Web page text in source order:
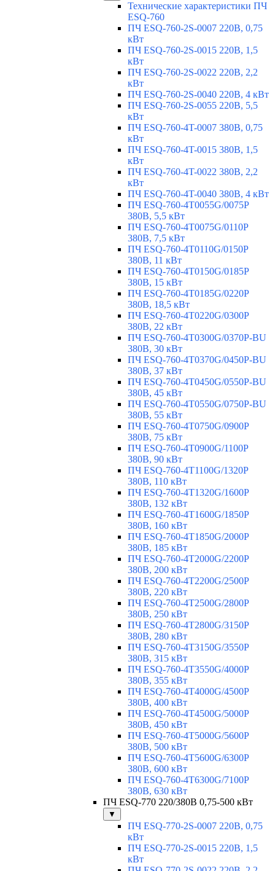
Технические характеристики ПЧ
ESQ-760
ПЧ ESQ-760-2S-0007 220В, 0,75
кВт
ПЧ ESQ-760-2S-0015 220В, 1,5
кВт
ПЧ ESQ-760-2S-0022 220В, 2,2
кВт
ПЧ ESQ-760-2S-0040 220В, 4 кВт
ПЧ ESQ-760-2S-0055 220В, 5,5
кВт
ПЧ ESQ-760-4T-0007 380В, 0,75
кВт
ПЧ ESQ-760-4T-0015 380В, 1,5
кВт
ПЧ ESQ-760-4T-0022 380В, 2,2
кВт
ПЧ ESQ-760-4T-0040 380В, 4 кВт
ПЧ ESQ-760-4T0055G/0075P
380В, 5,5 кВт
ПЧ ESQ-760-4T0075G/0110P
380В, 7,5 кВт
ПЧ ESQ-760-4T0110G/0150P
380В, 11 кВт
ПЧ ESQ-760-4T0150G/0185P
380В, 15 кВт
ПЧ ESQ-760-4T0185G/0220P
380В, 18,5 кВт
ПЧ ESQ-760-4T0220G/0300P
380В, 22 кВт
ПЧ ESQ-760-4T0300G/0370P-BU
380В, 30 кВт
ПЧ ESQ-760-4T0370G/0450P-BU
380В, 37 кВт
ПЧ ESQ-760-4T0450G/0550P-BU
380В, 45 кВт
ПЧ ESQ-760-4T0550G/0750P-BU
380В, 55 кВт
ПЧ ESQ-760-4T0750G/0900P
380В, 75 кВт
ПЧ ESQ-760-4T0900G/1100P
380В, 90 кВт
ПЧ ESQ-760-4T1100G/1320P
380В, 110 кВт
ПЧ ESQ-760-4T1320G/1600P
380В, 132 кВт
ПЧ ESQ-760-4T1600G/1850P
380В, 160 кВт
ПЧ ESQ-760-4T1850G/2000P
380В, 185 кВт
ПЧ ESQ-760-4T2000G/2200P
380В, 200 кВт
ПЧ ESQ-760-4T2200G/2500P
380В, 220 кВт
ПЧ ESQ-760-4T2500G/2800P
380В, 250 кВт
ПЧ ESQ-760-4T2800G/3150P
380В, 280 кВт
ПЧ ESQ-760-4T3150G/3550P
380В, 315 кВт
ПЧ ESQ-760-4T3550G/4000P
380В, 355 кВт
ПЧ ESQ-760-4T4000G/4500P
380В, 400 кВт
ПЧ ESQ-760-4T4500G/5000P
380В, 450 кВт
ПЧ ESQ-760-4T5000G/5600P
380В, 500 кВт
ПЧ ESQ-760-4T5600G/6300P
380В, 600 кВт
ПЧ ESQ-760-4T6300G/7100P
380В, 630 кВт
ПЧ ESQ-770 220/380В 0,75-500 кВт
▼
ПЧ ESQ-770-2S-0007 220В, 0,75
кВт
ПЧ ESQ-770-2S-0015 220В, 1,5
кВт